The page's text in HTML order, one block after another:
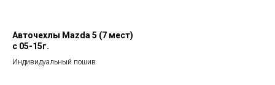
Авточехлы Mazda 5 (7 мест)
с 05-15г.
Индивидуальный пошив